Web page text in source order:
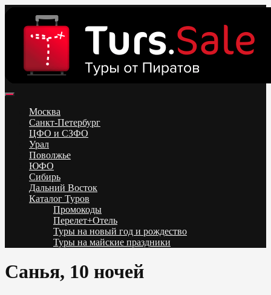
content
Низкие цены на путевки 3-7-10 ночей все включено, отдых на
море. Распродажа экскурсионных и горнолыжных туров.
Обновление каждый день. Официальный сайт Тур Сейл
Москва
Санкт-Петербург
ЦФО и СЗФО
Урал
Поволжье
ЮФО
Сибирь
Дальний Восток
Каталог Туров
Промокоды
Перелет+Отель
Туры на новый год и рождество
Туры на майские праздники
Санья, 10 ночей